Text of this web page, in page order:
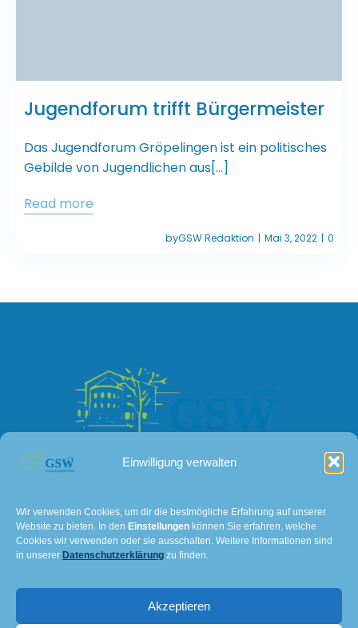
Einwilligung verwalten
Wir verwenden Cookies, um dir die bestmögliche Erfahrung auf unserer
Website zu bieten. In den Einstellungen können Sie erfahren, welche
Cookies wir verwenden oder sie ausschalten. Weitere Informationen sind
in unserer Datenschutzerklärung zu finden.
Akzeptieren
Jugendforum trifft Bürgermeister
Das Jugendforum Gröpelingen ist ein politisches
Gebilde von Jugendlichen aus[…]
Read more
byGSW Redaktion | Mai 3, 2022 | 0
Lissaer Straße 7
28237 Bremen
Tel: 0421 – 36114611
501@schulverwaltung.bremen.de